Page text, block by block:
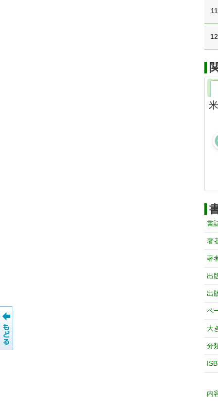
11
12
書
著
著
出
出
ペ
大
分
内